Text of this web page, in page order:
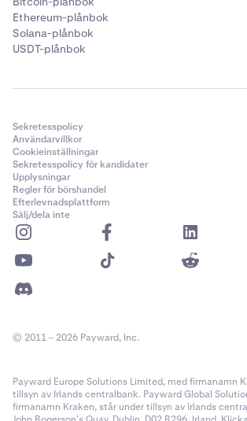
Ethereum-plånbok
Solana-plånbok
USDT-plånbok
Sekretesspolicy
Användarvillkor
Cookieinställningar
Sekretesspolicy för kandidater
Upplysningar
Regler för börshandel
Efterlevnadsplattform
Sälj/dela inte
© 2011 – 2026 Payward, Inc.
Payward Europe Solutions Limited, med firmanamn
tillsyn av Irlands centralbank. Payward Global
firmanamn Kraken, står under tillsyn av Irlands